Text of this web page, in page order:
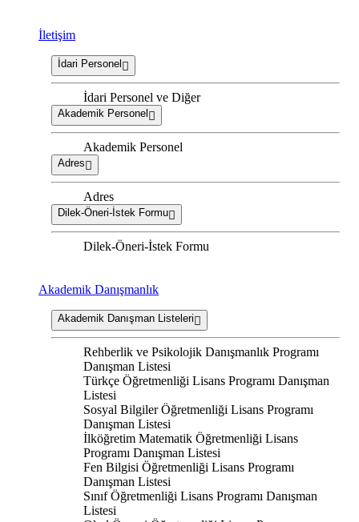
İletişim
İdari Personel
İdari Personel ve Diğer
Akademik Personel
Akademik Personel
Adres
Adres
Dilek-Öneri-İstek Formu
Dilek-Öneri-İstek Formu
Akademik Danışmanlık
Akademik Danışman Listeleri
Rehberlik ve Psikolojik Danışmanlık Programı
Danışman Listesi
Türkçe Öğretmenliği Lisans Programı Danışman
Listesi
Sosyal Bilgiler Öğretmenliği Lisans Programı
Danışman Listesi
İlköğretim Matematik Öğretmenliği Lisans
Programı Danışman Listesi
Fen Bilgisi Öğretmenliği Lisans Programı
Danışman Listesi
Sınıf Öğretmenliği Lisans Programı Danışman
Listesi